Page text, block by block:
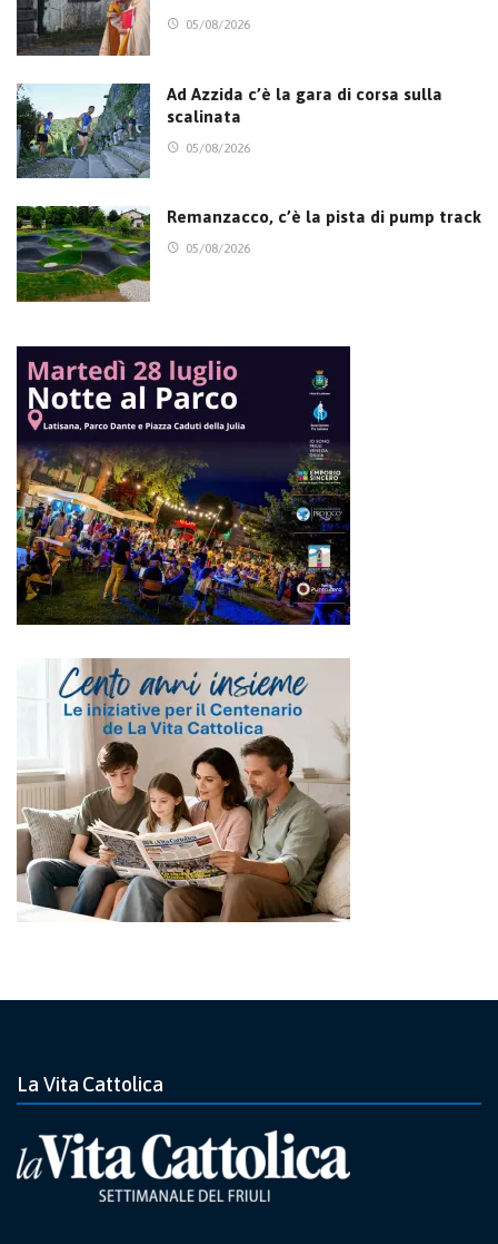
05/08/2026
Ad Azzida c’è la gara di corsa sulla
scalinata
05/08/2026
Remanzacco, c’è la pista di pump track
05/08/2026
La Vita Cattolica